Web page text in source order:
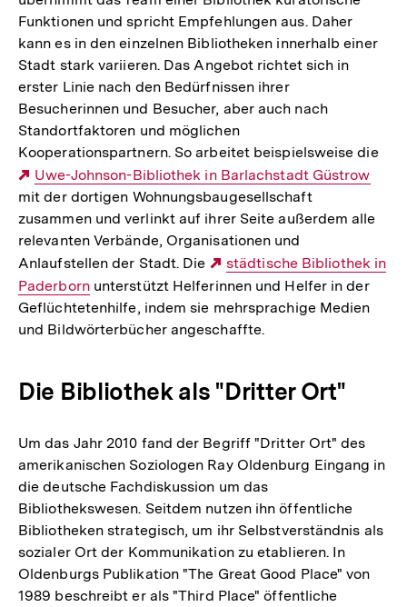
Funktionen und spricht Empfehlungen aus. Daher
kann es in den einzelnen Bibliotheken innerhalb einer
Stadt stark variieren. Das Angebot richtet sich in
erster Linie nach den Bedürfnissen ihrer
Besucherinnen und Besucher, aber auch nach
Standortfaktoren und möglichen
Kooperationspartnern. So arbeitet beispielsweise die
Externer
Link:
Uwe-Johnson-Bibliothek in Barlachstadt Güstrow
mit der dortigen Wohnungsbaugesellschaft
zusammen und verlinkt auf ihrer Seite außerdem alle
relevanten Verbände, Organisationen und
Anlaufstellen der Stadt. Die
Externer
Link:
städtische Bibliothek in
Paderbornunterstützt Helferinnen und Helfer in der
Geflüchtetenhilfe, indem sie mehrsprachige Medien
und Bildwörterbücher angeschaffte.
Die Bibliothek als "Dritter Ort"
Um das Jahr 2010 fand der Begriff "Dritter Ort" des
amerikanischen Soziologen Ray Oldenburg Eingang in
die deutsche Fachdiskussion um das
Bibliothekswesen. Seitdem nutzen ihn öffentliche
Bibliotheken strategisch, um ihr Selbstverständnis als
sozialer Ort der Kommunikation zu etablieren. In
Oldenburgs Publikation "The Great Good Place" von
1989 beschreibt er als "Third Place" öffentliche